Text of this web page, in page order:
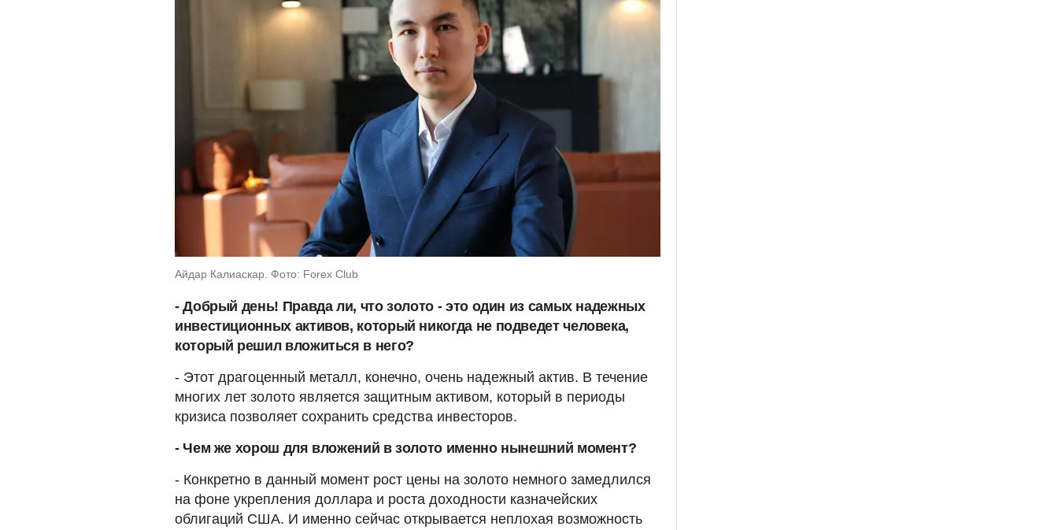
Айдар Калиаскар. Фото: Forex Club
- Добрый день! Правда ли, что золото - это один из самых надежных
инвестиционных активов, который никогда не подведет человека,
который решил вложиться в него?
- Этот драгоценный металл, конечно, очень надежный актив. В течение
многих лет золото является защитным активом, который в периоды
кризиса позволяет сохранить средства инвесторов.
- Чем же хорош для вложений в золото именно нынешний момент?
- Конкретно в данный момент рост цены на золото немного замедлился
на фоне укрепления доллара и роста доходности казначейских
облигаций США. И именно сейчас открывается неплохая возможность